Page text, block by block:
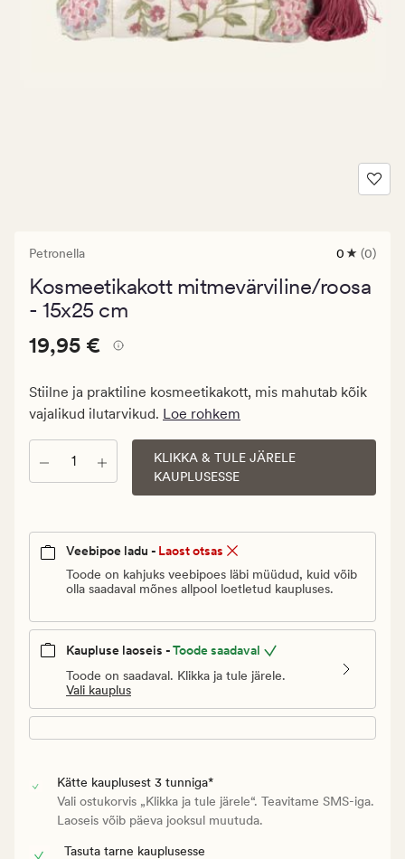
Petronella
0
keskmise
0 (0)
Kosmeetikakott mitmevärviline/roosa
- 15x25 cm
Pris_ee
19,95
Vanlig
pris_ee
19,95
Pris_ee 19,95 €
19,95 €
Stiilne ja praktiline kosmeetikakott, mis mahutab kõik
vajalikud ilutarvikud. Loe rohkem
Kogus
KLIKKA & TULE JÄRELE
KAUPLUSESSE
Veebipoe ladu - Laost otsas
Toode on kahjuks veebipoes läbi müüdud, kuid võib
olla saadaval mõnes allpool loetletud kaupluses.
Kaupluse laoseis -Toode saadaval
Toode on saadaval. Klikka ja tule järele.
Vali kauplus
Kätte kauplusest 3 tunniga*
Vali ostukorvis „Klikka ja tule järele“. Teavitame SMS-iga.
Laoseis võib päeva jooksul muutuda.
Tasuta tarne kauplusesse